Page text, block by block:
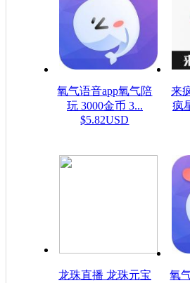
氧气语音app氧气陪
玩 3000金币 3...
$5.82USD
来
疯
龙珠直播 龙珠元宝
氧